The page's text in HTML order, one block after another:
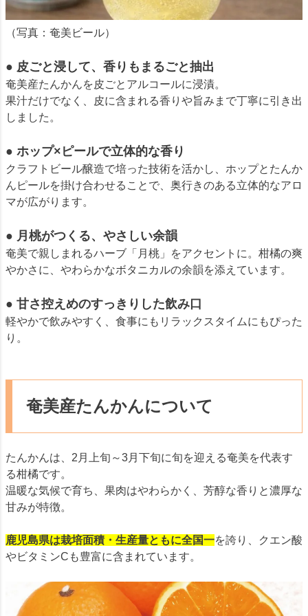
（写真：奄美ビール）
● 皮ごと浸して、香りもまるごと抽出
奄美産たんかんを皮ごとアルコールに浸漬。
果汁だけでなく、皮に含まれる香りや旨みまで丁寧に引き出
しました。
● ホップ×ピールで立体的な香り
クラフトビール醸造で培った技術を活かし、ホップとたんか
んピールを掛け合わせることで、奥行きのある立体的なアロ
マが広がります。
● 月桃がつくる、やさしい余韻
奄美で親しまれるハーブ「月桃」をアクセントに。柑橘の爽
やかさに、やわらかなボタニカルの余韻を添えています。
● 甘さ控えめのすっきりした飲み口
軽やかで飲みやすく、食事にもリラックスタイムにもぴった
り。
奄美産たんかんについて
たんかんは、2月上旬～3月下旬に旬を迎える奄美を代表す
る柑橘です。
温暖な気候で育ち、果肉はやわらかく、芳醇な香りと濃厚な
甘みが特徴。
鹿児島県は栽培面積・生産量ともに全国一を誇り、クエン酸
やビタミンCも豊富に含まれています。